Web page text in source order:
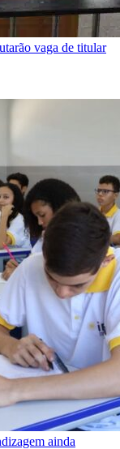
vaga de titular
ainda